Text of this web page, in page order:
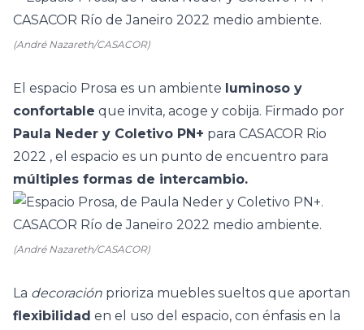
(André Nazareth/CASACOR)
El espacio Prosa es un ambiente luminoso y
confortable que invita, acoge y cobija. Firmado por
Paula Neder y Coletivo PN+ para CASACOR Rio
2022 , el espacio es un punto de encuentro para
múltiples formas de intercambio.
(André Nazareth/CASACOR)
La decoración prioriza muebles sueltos que aportan
flexibilidad en el uso del espacio, con énfasis en la